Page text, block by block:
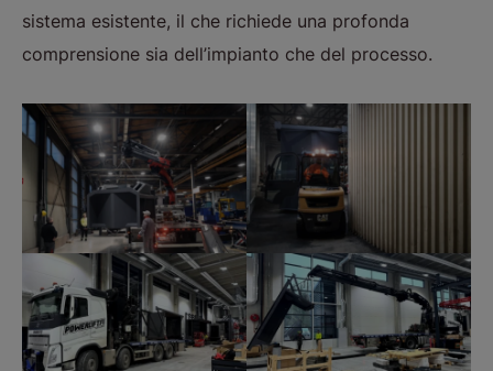
sistema esistente, il che richiede una profonda
comprensione sia dell’impianto che del processo.